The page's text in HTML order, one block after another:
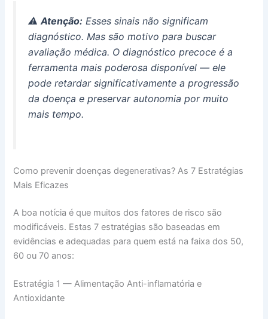
⚠️Atenção: Esses sinais não significam
diagnóstico. Mas são motivo para buscar
avaliação médica. O diagnóstico precoce é a
ferramenta mais poderosa disponível — ele
pode retardar significativamente a progressão
da doença e preservar autonomia por muito
mais tempo.
Como prevenir doenças degenerativas? As 7 Estratégias
Mais Eficazes
A boa notícia é que muitos dos fatores de risco são
modificáveis. Estas 7 estratégias são baseadas em
evidências e adequadas para quem está na faixa dos 50,
60 ou 70 anos:
Estratégia 1 — Alimentação Anti-inflamatória e
Antioxidante